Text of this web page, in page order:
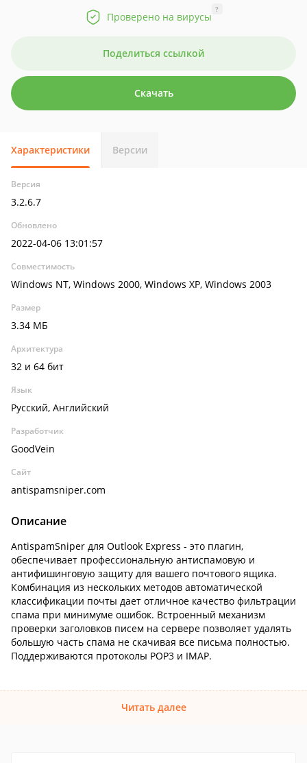
Проверено на вирусы
?
Поделиться ссылкой
Скачать
Характеристики Версии
Версия
3.2.6.7
Обновлено
2022-04-06 13:01:57
Совместимость
Windows NT, Windows 2000, Windows XP, Windows 2003
Размер
3.34 МБ
Архитектура
32 и 64 бит
Язык
Русский, Английский
Разработчик
GoodVein
Сайт
antispamsniper.com
Описание
AntispamSniper для Outlook Express - это плагин,
обеспечивает профессиональную антиспамовую и
антифишинговую защиту для вашего почтового ящика.
Комбинация из нескольких методов автоматической
классификации почты дает отличное качество фильтрации
спама при минимуме ошибок. Встроенный механизм
проверки заголовков писем на сервере позволяет удалять
большую часть спама не скачивая все письма полностью.
Поддерживаются протоколы POP3 и IMAP.
Читать далее